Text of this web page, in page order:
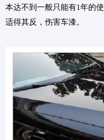
本达不到一般只能有1年的
适得其反，伤害车漆。